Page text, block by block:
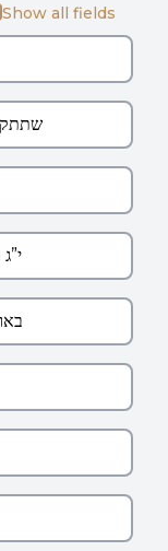
Show all fields